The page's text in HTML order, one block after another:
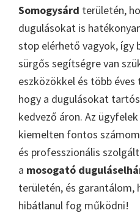
Somogysárd területén,
dugulásokat is
stop elérhető vagyok, így
sürgős segítségre van
eszközökkel és több
hogy a dugulásokat
kedvező áron. Az
kiemelten fontos
és professzionális
a mosogató
területén, és garantálom,
hibátlanul fog működni!